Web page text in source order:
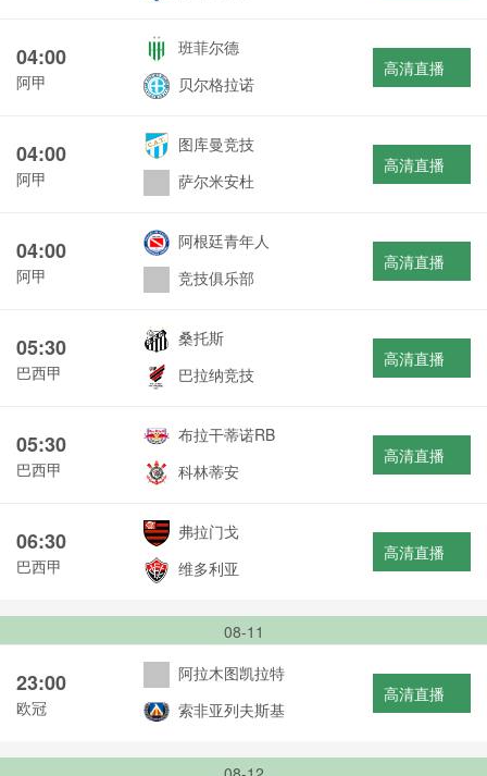
04:00
阿甲
班菲尔德
贝尔格拉诺
高清直播
04:00
阿甲
图库曼竞技
萨尔米安杜
高清直播
04:00
阿甲
阿根廷青年人
竞技俱乐部
高清直播
05:30
巴西甲
桑托斯
巴拉纳竞技
高清直播
05:30
巴西甲
布拉干蒂诺RB
科林蒂安
高清直播
06:30
巴西甲
弗拉门戈
维多利亚
高清直播
08-11
23:00
欧冠
阿拉木图凯拉特
索非亚列夫斯基
高清直播